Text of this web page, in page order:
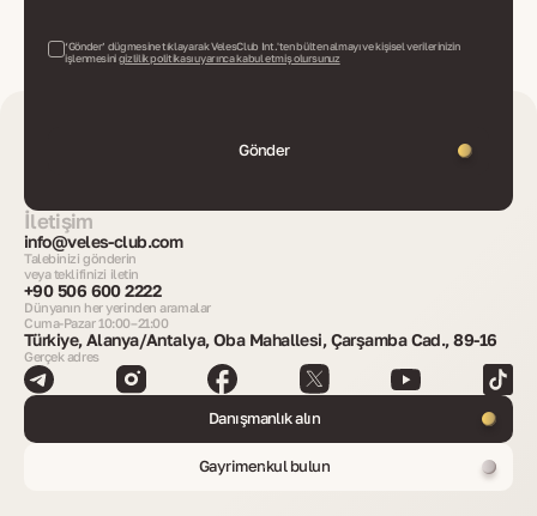
‘Gönder’ düğmesine tıklayarak VelesClub Int.'ten bülten almayı ve kişisel verilerinizin
işlenmesinigizlilik politikası uyarınca kabul etmiş olursunuz
Gönder
İletişim
info@veles-club.com
Talebinizi gönderin
veya teklifinizi iletin
+90 506 600 2222
Dünyanın her yerinden aramalar
Cuma-Pazar 10:00–21:00
Türkiye, Alanya/Antalya, Oba Mahallesi, Çarşamba Cad., 89-16
Gerçek adres
Danışmanlık alın
Gayrimenkul bulun